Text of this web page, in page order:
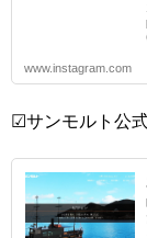
www.instagram.com
☑サンモルト公